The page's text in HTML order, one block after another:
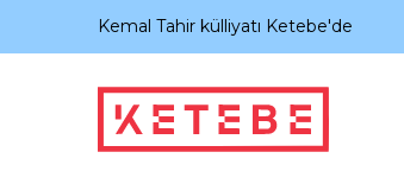
Kemal Tahir külliyatı Ketebe'de